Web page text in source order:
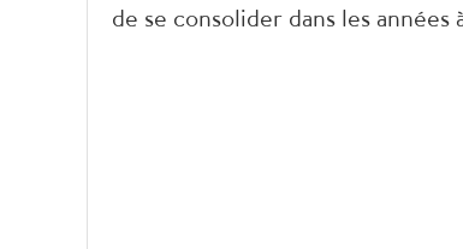
de se consolider dans les